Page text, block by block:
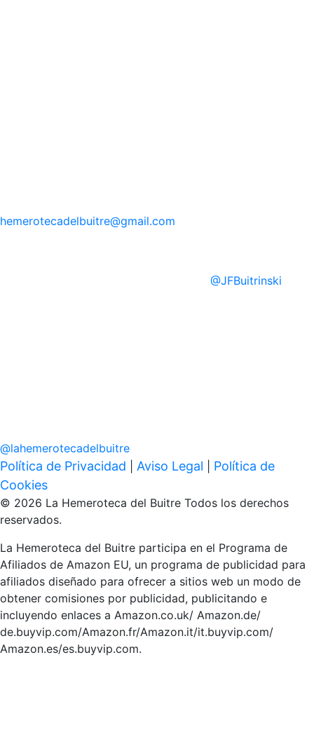
hemerotecadelbuitre@gmail.com
@JFBuitrinski
@lahemerotecadelbuitre
Política de Privacidad Aviso Legal
Política de
Cookies
© 2026 La Hemeroteca del Buitre Todos los derechos
reservados.
La Hemeroteca del Buitre participa en el Programa de
Afiliados de Amazon EU, un programa de publicidad para
afiliados diseñado para ofrecer a sitios web un modo de
obtener comisiones por publicidad, publicitando e
incluyendo enlaces a Amazon.co.uk/ Amazon.de/
de.buyvip.com/Amazon.fr/Amazon.it/it.buyvip.com/
Amazon.es/es.buyvip.com.